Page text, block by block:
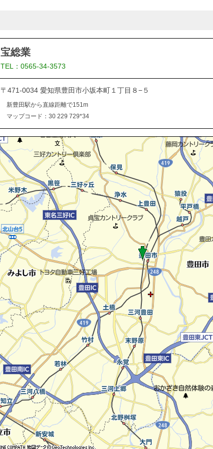
宝総業
TEL：0565-34-3573
〒471-0034 愛知県豊田市小坂本町１丁目８−５
新豊田駅から直線距離で151m
マップコード：30 229 729*34